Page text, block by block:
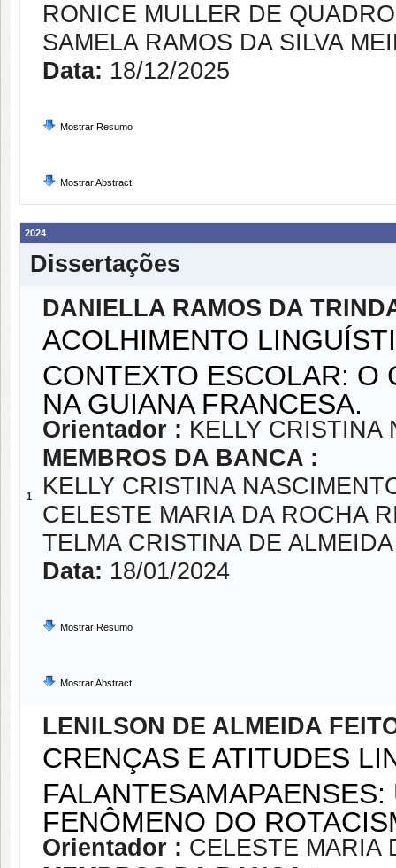
RONICE MULLER DE
SAMELA RAMOS DA SILVA
Data: 18/12/2025
Mostrar Resumo
Mostrar Abstract
2024
Dissertações
1
DANIELLA RAMOS DA
ACOLHIMENTO
CONTEXTO ESCOLAR: O
NA GUIANA FRANCESA.
Orientador : KELLY CRISTINA
MEMBROS DA BANCA :
KELLY CRISTINA
CELESTE MARIA DA ROCHA
TELMA CRISTINA DE
Data: 18/01/2024
Mostrar Resumo
Mostrar Abstract
LENILSON DE ALMEIDA
CRENÇAS E ATITUDES
FENÔMENO DO
Orientador : CELESTE MARIA